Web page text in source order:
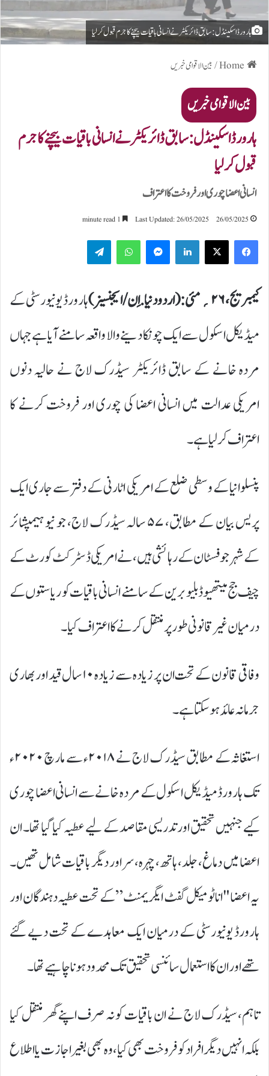
ہارورڈ اسکینڈل: سابق ڈائریکٹر نے انسانی باقیات بیچنے کا جرم قبول کر لیا
/بین الاقوامی خبریں
بین الاقوامی خبریں
ہارورڈ اسکینڈل: سابق ڈائریکٹر نے انسانی باقیات بیچنے کا جرم
قبول کر لیا
انسانی اعضا چوری اور فروخت کا اعتراف
26/05/2025
Last Updated: 26/05/2025
LinkedIn
WhatsApp
کیمبریج، ۲۶؍ مئی:(اردودنیا.اِن/ایجنسیز)
ہارورڈ یونیورسٹی کے
میڈیکل اسکول سے ایک چونکا دینے والا واقعہ سامنے آیا ہے جہاں
مردہ خانے کے سابق ڈائریکٹر سیڈرک لاج نے حالیہ دنوں
امریکی عدالت میں انسانی اعضا کی چوری اور فروخت کرنے کا
اعتراف کر لیا ہے۔
پنسلوانیا کے وسطی ضلع کے امریکی اٹارنی کے دفتر سے جاری ایک
پریس بیان کے مطابق، ۵۷ سالہ سیڈرک لاج، جو نیو ہیمپشائر
کے شہر جوفسٹان کے رہائشی ہیں، نے امریکی ڈسٹرکٹ کورٹ کے
چیف جج میتھیو ڈبلیو برین کے سامنے انسانی باقیات کو ریاستوں کے
درمیان غیر قانونی طور پر منتقل کرنے کا اعتراف کیا۔
وفاقی قانون کے تحت ان پر زیادہ سے زیادہ ۱۰ سال قید اور بھاری
جرمانہ عائد ہو سکتا ہے۔
استغاثہ کے مطابق سیڈرک لاج نے ۲۰۱۸ء سے مارچ ۲۰۲۰ء
تک ہارورڈ میڈیکل اسکول کے مردہ خانے سے انسانی اعضا چوری
کیے جنہیں تحقیق اور تدریسی مقاصد کے لیے عطیہ کیا گیا تھا۔ ان
اعضا میں دماغ، جلد، ہاتھ، چہرہ، سر اور دیگر باقیات شامل تھیں۔
یہ اعضا "اناٹومیکل گفٹ ایگریمنٹ” کے تحت عطیہ دہندگان اور
ہارورڈ یونیورسٹی کے درمیان ایک معاہدے کے تحت دیے گئے
تھے اور ان کا استعمال سائنسی تحقیق تک محدود ہونا چاہیے تھا۔
تاہم، سیڈرک لاج نے ان باقیات کو نہ صرف اپنے گھر منتقل کیا
بلکہ انہیں دیگر افراد کو فروخت بھی کیا، وہ بھی بغیر اجازت یا اطلاع